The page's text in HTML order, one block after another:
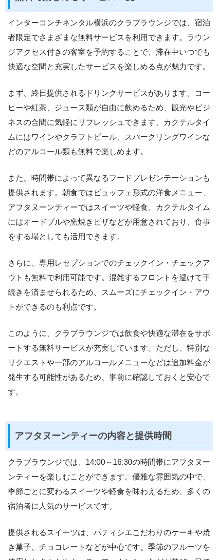
インターコンチネンタル横浜のクラブラウンジでは、宿泊
者限定でさまざまな無料サービスを利用できます。ラウン
ジアクセス付きの客室を予約することで、滞在中いつでも
快適な空間と充実したサービスを楽しめる点が魅力です。
まず、終日提供されるドリンクサービスがあります。コー
ヒーや紅茶、ジュース類が自由に飲めるため、観光やビジ
ネスの合間に気軽にリフレッシュできます。カクテルタイ
ムにはワインやクラフトビール、スパークリングワインな
どのアルコール類も無料で楽しめます。
また、時間帯によって異なるフードプレゼンテーションも
提供されます。朝食ではビュッフェ形式の洋食メニュー、
アフタヌーンティーではスイーツや軽食、カクテルタイム
にはオードブルや窯焼きピザなどが用意されており、食事
をする場としても活用できます。
さらに、専用レセプションでのチェックイン・チェックア
ウトも無料で利用可能です。混雑するフロントを避けて手
続きを済ませられるため、スムーズにチェックイン・アウ
トができるのも利点です。
このように、クラブラウンジでは飲食や快適な滞在をサポ
ートする無料サービスが充実しています。ただし、特別な
リクエストや一部のアルコールメニューなどは追加料金が
発生する可能性があるため、事前に確認しておくと安心で
す。
アフタヌーンティーの内容と提供時間
クラブラウンジでは、14:00～16:30の時間帯にアフタヌー
ンティーを楽しむことができます。優雅な雰囲気の中で、
季節ごとに変わるスイーツや軽食を味わえるため、多くの
宿泊者に人気のサービスです。
提供されるスイーツは、パティシエこだわりのケーキや焼
き菓子、チョコレートなどが中心です。季節のフルーツを